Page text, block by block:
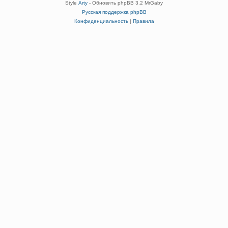
Style Arty - Обновить phpBB 3.2 MrGaby
Русская поддержка phpBB
Конфиденциальность| Правила